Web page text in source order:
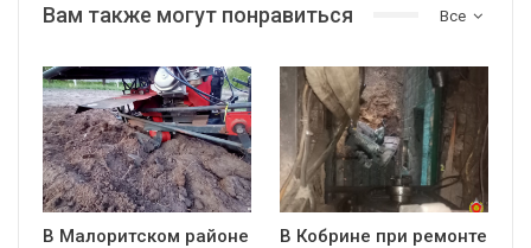
Все
Вам также могут понравиться
В Малоритском районе
В Кобрине при ремонте